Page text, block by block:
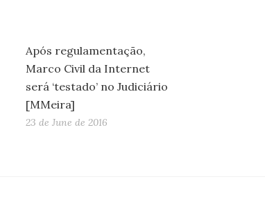
Após regulamentação,
Marco Civil da Internet
será ‘testado’ no Judiciário
[MMeira]
23 de June de 2016